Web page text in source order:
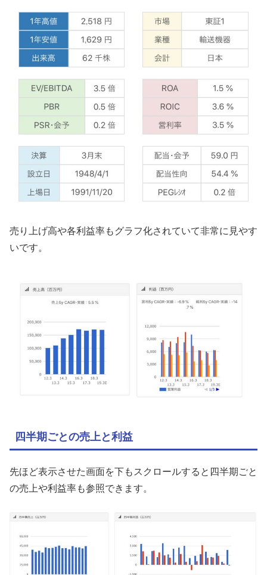
売り上げ高や各利益率もグラフ化されていて非常に見やす
いです。
四半期ごとの売上と利益
先ほど表示させた画面を下もスクロールすると四半期ごと
の売上や利益率も参照できます。